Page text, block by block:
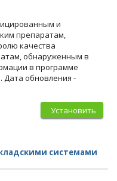
и
препаратам,
качества
обнаруженным в
в программе
Дата обновления -
Установить
системами